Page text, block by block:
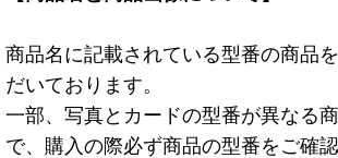
商品名に記載されている型番の商品
だいております。
一部、写真とカードの型番が異なる
で、購入の際必ず商品の型番をご確認